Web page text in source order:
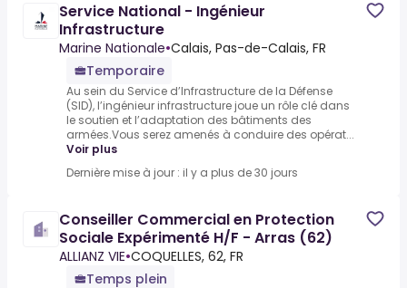
Service National - Ingénieur
Infrastructure
Marine Nationale•Calais, Pas-de-Calais, FR
Temporaire
Au sein du Service d’Infrastructure de la Défense
(SID), l’ingénieur infrastructure joue un rôle clé dans
le soutien et l’adaptation des bâtiments des
armées.Vous serez amenés à conduire des opérat...
Voir plus
Dernière mise à jour : il y a plus de 30 jours
Conseiller Commercial en Protection
Sociale Expérimenté H/F - Arras (62)
ALLIANZ VIE•COQUELLES, 62, FR
Temps plein